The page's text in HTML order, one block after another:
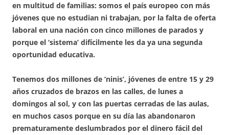
en multitud de familias: somos el país europeo con más
jóvenes que no estudian ni trabajan, por la falta de oferta
laboral en una nación con cinco millones de parados y
porque el ‘sistema’ difícilmente les da ya una segunda
oportunidad educativa.
Tenemos dos millones de ‘ninis’, jóvenes de entre 15 y 29
años cruzados de brazos en las calles, de lunes a
domingos al sol, y con las puertas cerradas de las aulas,
en muchos casos porque en su día las abandonaron
prematuramente deslumbrados por el dinero fácil del